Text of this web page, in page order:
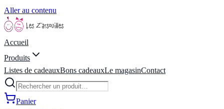
Aller au contenu
Accueil
Produits
Listes de cadeauxBons cadeauxLe magasinContact
Panier